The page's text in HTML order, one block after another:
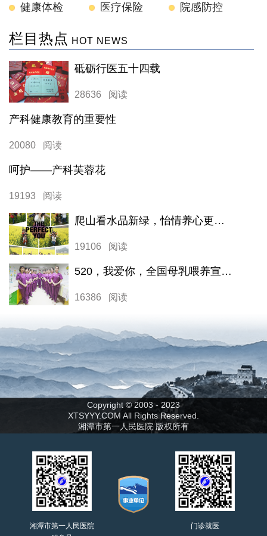
健康体检
医疗保险 院感防控
栏目热点 HOT NEWS
砥砺行医五十四载
28636 阅读
产科健康教育的重要性
20080 阅读
呵护——产科芙蓉花
19193 阅读
爬山看水品新绿，怡情养心更奋进
19106 阅读
520，我爱你，全国母乳喂养宣传日
16386 阅读
Copyright © 2003 - 2023
XTSYYY.COM All Rights Reserved.
湘潭市第一人民医院 版权所有
湘潭市第一人民医院
门诊就医